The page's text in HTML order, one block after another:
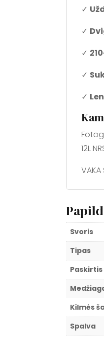
✓
✓
✓
✓
✓
12L
Svoris
Tipas
Paskirtis
Kilmės
Spalva